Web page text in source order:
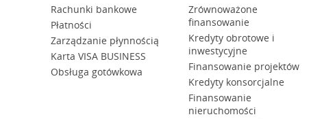
Rachunki bankowe
Płatności
Zarządzanie płynnością
Karta VISA BUSINESS
Obsługa gotówkowa
Zrównoważone
finansowanie
Kredyty obrotowe i
inwestycyjne
Finansowanie projektów
Kredyty konsorcjalne
Finansowanie
nieruchomości